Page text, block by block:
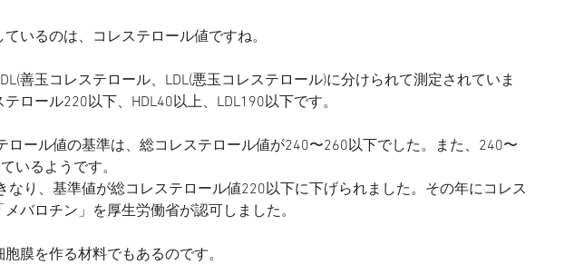
いるのは、コレステロール値ですね。
善玉コレステロール、LDL(悪玉コレステロール)に分けられて測定されていま
ロール220以下、HDL40以上、LDL190以下です。
ロール値の基準は、総コレステロール値が240〜260以下でした。また、240〜
いるようです。
なり、基準値が総コレステロール値220以下に下げられました。その年にコレス
バロチン」を厚生労働省が認可しました。
膜を作る材料でもあるのです。